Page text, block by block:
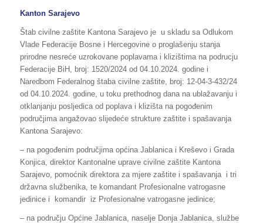
Kanton Sarajevo
Štab civilne zaštite Kantona Sarajevo je u skladu sa Odlukom
Vlade Federacije Bosne i Hercegovine o proglašenju stanja
prirodne nesreće uzrokovane poplavama i klizištima na podrucju
Federacije BiH, broj: 1520/2024 od 04.10.2024. godine i
Naredbom Federalnog štaba civilne zaštite, broj: 12-04-3-432/24
od 04.10.2024. godine, u toku prethodnog dana na ublažavanju i
otklanjanju posljedica od poplava i klizišta na pogođenim
područjima angažovao slijedeće strukture zaštite i spašavanja
Kantona Sarajevo:
– na pogođenim područjima općina Jablanica i Kreševo i Grada
Konjica, direktor Kantonalne uprave civilne zaštite Kantona
Sarajevo, pomoćnik direktora za mjere zaštite i spašavanja i tri
državna službenika, te komandant Profesionalne vatrogasne
jedinice i komandir iz Profesionalne vatrogasne jedinice;
– na području Općine Jablanica, naselje Donja Jablanica, službe